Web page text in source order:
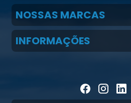
Quem Somos
Claudio Martins Real
LGPD
Direito dos titulares
NOSSAS MARCAS
Real H Nutrição Animal
CMR Saúde
INFORMAÇÕES
Blog Pecuária Forte